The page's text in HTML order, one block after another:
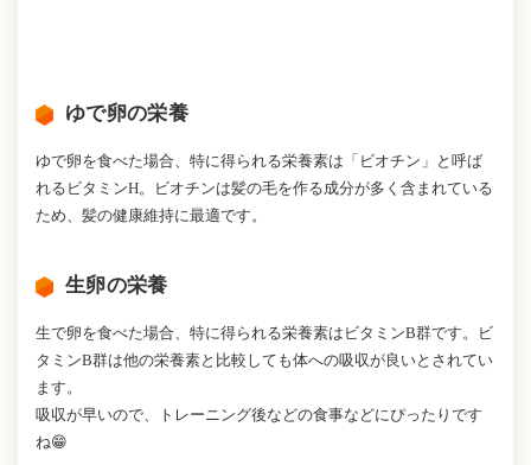
ゆで卵の栄養
ゆで卵を食べた場合、特に得られる栄養素は「ビオチン」と呼ば
れるビタミンH。ビオチンは髪の毛を作る成分が多く含まれている
ため、髪の健康維持に最適です。
生卵の栄養
生で卵を食べた場合、特に得られる栄養素はビタミンB群です。ビ
タミンB群は他の栄養素と比較しても体への吸収が良いとされてい
ます。
吸収が早いので、トレーニング後などの食事などにぴったりです
ね😁